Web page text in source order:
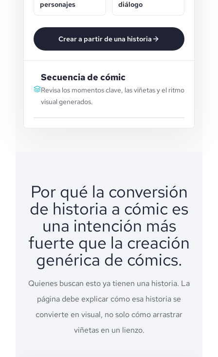
personajes diálogo
Crear a partir de una historia
Secuencia de cómic
Revisa los momentos clave, las viñetas y el ritmo
visual generados.
Por qué la conversión
de historia a cómic es
una intención más
fuerte que la creación
genérica de cómics.
Quienes buscan esto ya tienen una historia. La
página debe explicar cómo esa historia se
convierte en visual, no solo cómo arrastrar
viñetas en un lienzo.